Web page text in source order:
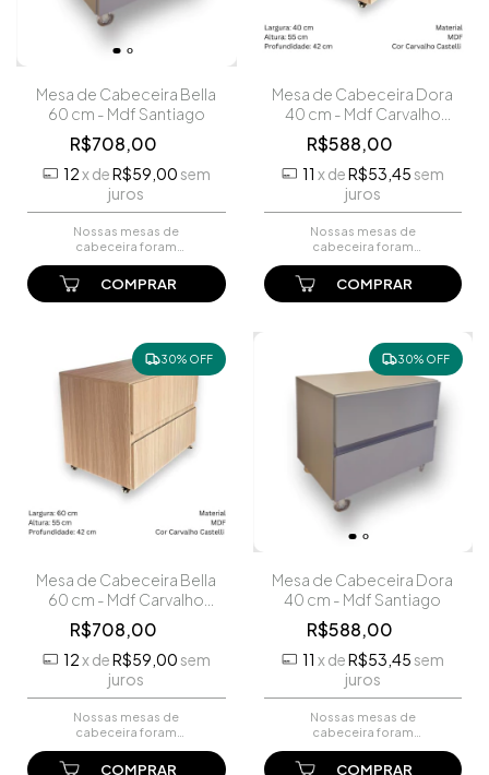
Mesa de Cabeceira Bella
60 cm - Mdf Santiago
R$708,00
12xdeR$59,00 sem
juros
Nossas mesas de
cabeceira foram
um equilíbrio perfeito entre
estilo e utilidade. Com um
Mesa de Cabeceira Dora
40 cm - Mdf Carvalho
Castelli
R$588,00
11 xdeR$53,45 sem
juros
Nossas mesas de
cabeceira foram
um equilíbrio perfeito entre
estilo e utilidade. Com um
30% OFF
Mesa de Cabeceira Bella
60 cm - Mdf Carvalho
Castelli
R$708,00
12xdeR$59,00 sem
juros
Nossas mesas de
cabeceira foram
um equilíbrio perfeito entre
30% OFF
Mesa de Cabeceira Dora
40 cm - Mdf Santiago
R$588,00
11 xdeR$53,45 sem
juros
Nossas mesas de
cabeceira foram
um equilíbrio perfeito entre